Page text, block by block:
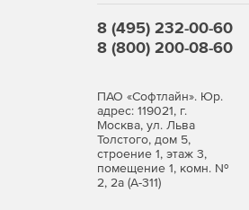
8 (495) 232-00-60
8 (800) 200-08-60
ПАО «Софтлайн». Юр.
адрес: 119021, г.
Москва, ул. Льва
Толстого, дом 5,
строение 1, этаж 3,
помещение 1, комн. №
2, 2а (А-311)